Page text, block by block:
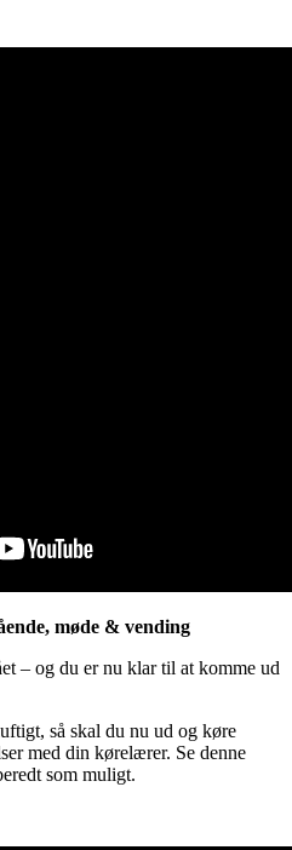
møde & vending
– og du er nu klar til at komme ud
så skal du nu ud og køre
med din kørelærer. Se denne
som muligt.